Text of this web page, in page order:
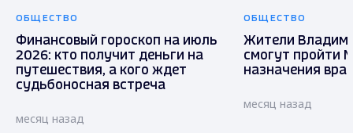
ОБЩЕСТВО
Финансовый гороскоп на июль
2026: кто получит деньги на
путешествия, а кого ждет
судьбоносная встреча
месяц назад
ОБЩЕСТВО
Жители
смогут пройти
назначения
месяц назад